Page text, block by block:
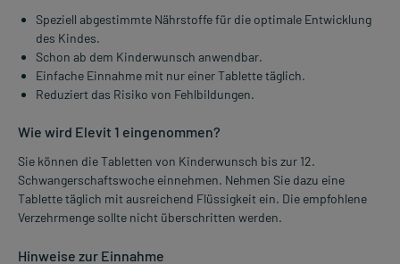
Speziell abgestimmte Nährstoffe für die optimale Entwicklung
des Kindes.
Schon ab dem Kinderwunsch anwendbar.
Einfache Einnahme mit nur einer Tablette täglich.
Reduziert das Risiko von Fehlbildungen.
Wie wird Elevit 1 eingenommen?
Sie können die Tabletten von Kinderwunsch bis zur 12.
Schwangerschaftswoche einnehmen. Nehmen Sie dazu eine
Tablette täglich mit ausreichend Flüssigkeit ein. Die empfohlene
Verzehrmenge sollte nicht überschritten werden.
Hinweise zur Einnahme